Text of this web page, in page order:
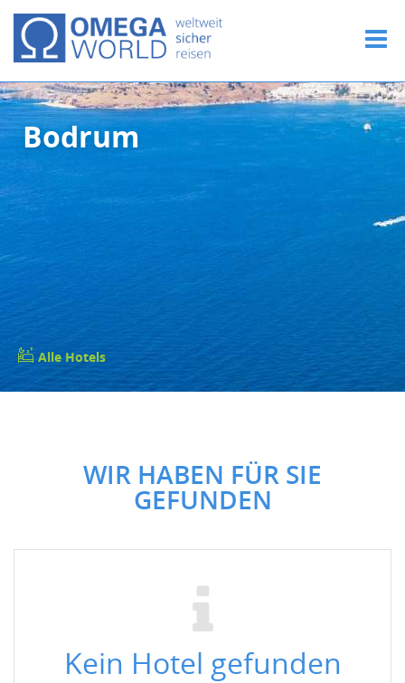
Bodrum
Alle Hotels
WIR HABEN FÜR SIE
GEFUNDEN
Kein Hotel gefunden